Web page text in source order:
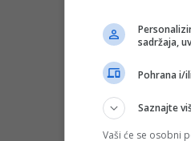
sadržaja,
Pohrana i/
Saznajte
Vaši će se osobni